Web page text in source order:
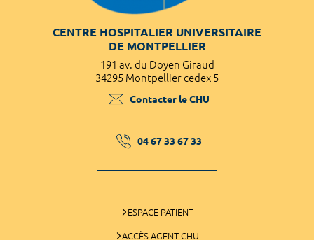
CENTRE HOSPITALIER UNIVERSITAIRE
DE MONTPELLIER
191 av. du Doyen Giraud
34295 Montpellier cedex 5
Contacter le CHU
04 67 33 67 33
ESPACE PATIENT
ACCÈS AGENT CHU